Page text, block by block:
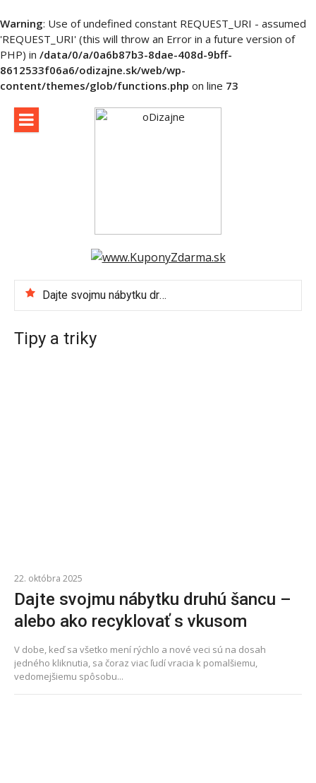
Warning: Use of undefined constant REQUEST_URI - assumed
'REQUEST_URI' (this will throw an Error in a future version of
PHP) in /data/0/a/0a6b87b3-8dae-408d-9bff-
8612533f06a6/odizajne.sk/web/wp-
content/themes/glob/functions.php on line 73
content
Dajte svojmu nábytku druhú šancu – alebo ako recyklovať s vkusom
Viete, ktoré elektrospotrebiče vám podstatne uľahčia život? Toto doma musíte mať!
Tipy a triky
22. októbra 2025
Dajte svojmu nábytku druhú šancu –
alebo ako recyklovať s vkusom
V dobe, keď sa všetko mení rýchlo a nové veci sú na dosah
jedného kliknutia, sa čoraz viac ľudí vracia k pomalšiemu,
vedomejšiemu spôsobu...